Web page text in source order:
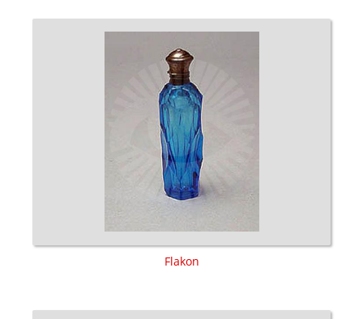
Flakon